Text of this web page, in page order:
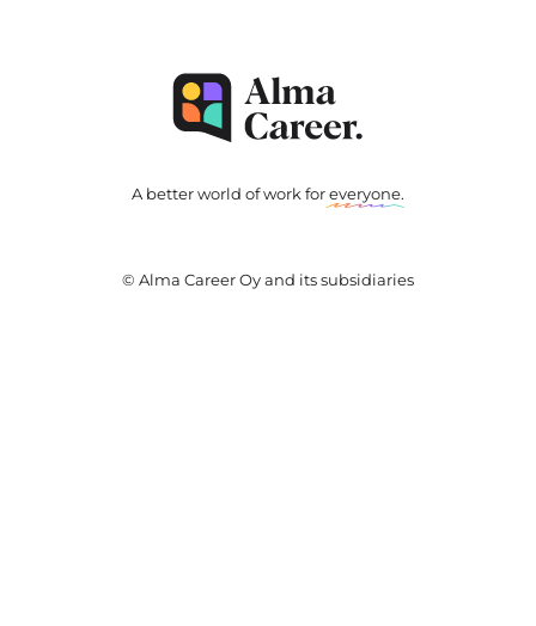
A better world of work foreveryone.
© Alma Career Oy and its subsidiaries